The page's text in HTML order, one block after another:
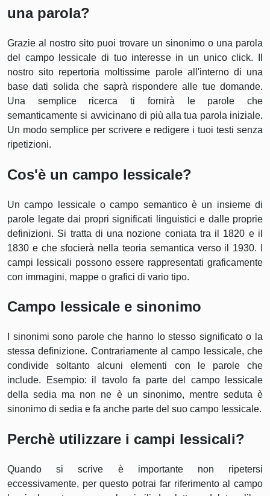
una parola?
Grazie al nostro sito puoi trovare un sinonimo o una parola
del campo lessicale di tuo interesse in un unico click. Il
nostro sito repertoria moltissime parole all'interno di una
base dati solida che saprà rispondere alle tue domande.
Una semplice ricerca ti fornirà le parole che
semanticamente si avvicinano di più alla tua parola iniziale.
Un modo semplice per scrivere e redigere i tuoi testi senza
ripetizioni.
Cos'è un campo lessicale?
Un campo lessicale o campo semantico è un insieme di
parole legate dai propri significati linguistici e dalle proprie
definizioni. Si tratta di una nozione coniata tra il 1820 e il
1830 e che sfocierà nella teoria semantica verso il 1930. I
campi lessicali possono essere rappresentati graficamente
con immagini, mappe o grafici di vario tipo.
Campo lessicale e sinonimo
I sinonimi sono parole che hanno lo stesso significato o la
stessa definizione. Contrariamente al campo lessicale, che
condivide soltanto alcuni elementi con le parole che
include. Esempio: il tavolo fa parte del campo lessicale
della sedia ma non ne è un sinonimo, mentre seduta è
sinonimo di sedia e fa anche parte del suo campo lessicale.
Perchè utilizzare i campi lessicali?
Quando si scrive è importante non ripetersi
eccessivamente, per questo potrai far riferimento al campo